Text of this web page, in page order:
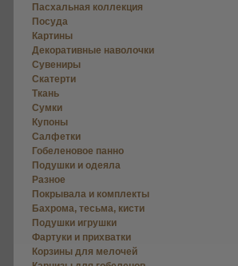
Пасхальная коллекция
Посуда
Картины
Декоративные наволочки
Сувениры
Скатерти
Ткань
Сумки
Купоны
Салфетки
Гобеленовое панно
Подушки и одеяла
Разное
Покрывала и комплекты
Бахрома, тесьма, кисти
Подушки игрушки
Фартуки и прихватки
Корзины для мелочей